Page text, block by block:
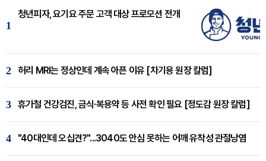
1
청년피자, 요기요 주문 고객 대상 프로모션 전개
2 허리 MRI는 정상인데 계속 아픈 이유 [차기용 원장 칼럼]
3 휴가철 건강검진, 금식·복용약 등 사전 확인 필요 [정도감 원장 칼럼]
4 "40대인데 오십견?"...3040도 안심 못하는 어깨 유착성 관절낭염